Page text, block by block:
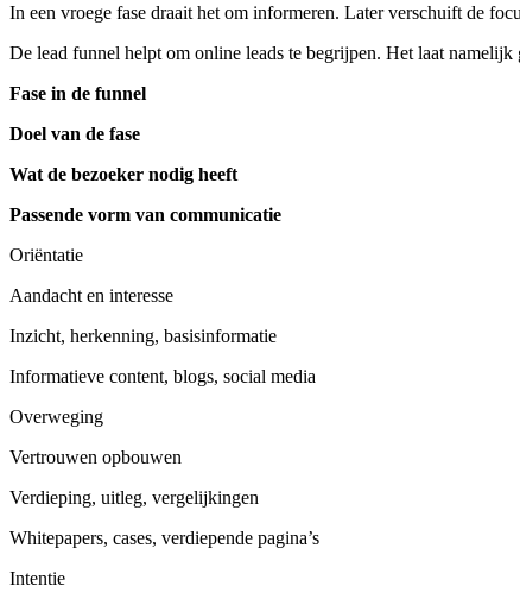
In een vroege fase draait het om informeren. Later verschuift de
De lead funnel helpt om online leads te begrijpen. Het laat
Fase in de funnel
Doel van de fase
Wat de bezoeker nodig heeft
Passende vorm van communicatie
Oriëntatie
Aandacht en interesse
Inzicht, herkenning, basisinformatie
Informatieve content, blogs, social media
Overweging
Vertrouwen opbouwen
Verdieping, uitleg, vergelijkingen
Whitepapers, cases, verdiepende pagina’s
Intentie